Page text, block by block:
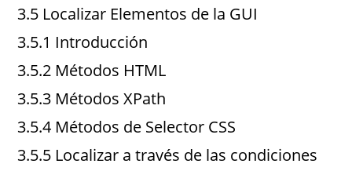
3.5 Localizar Elementos de la GUI
3.5.1 Introducción
3.5.2 Métodos HTML
3.5.3 Métodos XPath
3.5.4 Métodos de Selector CSS
3.5.5 Localizar a través de las condiciones